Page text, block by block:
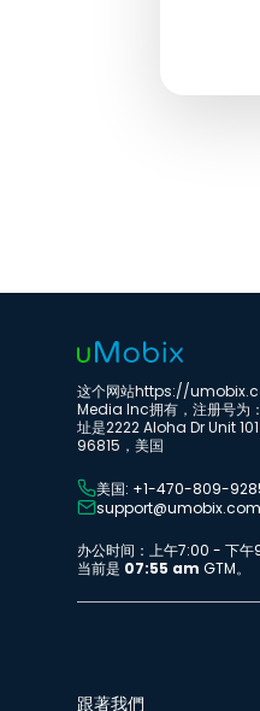
这个网站https://
Media Inc拥有，注册号为
址是2222 Aloha Dr Unit
96815，美国
美国: +1-470-809-
support@umobix.com
办公时间：上午7:00 - 下
当前是 07:55 am GTM。
跟著我們